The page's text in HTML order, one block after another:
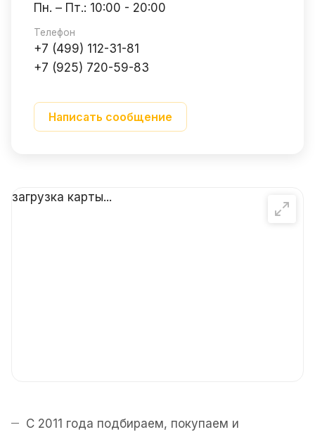
загрузка карты...
С 2011 года подбираем, покупаем и
Пн. – Пт.: 10:00 - 20:00
Телефон
+7 (499) 112-31-81
+7 (925) 720-59-83
Написать сообщение